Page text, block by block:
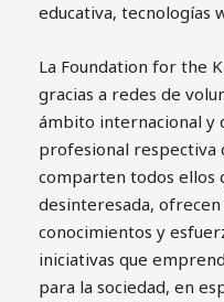
educativa, tecnologías
La Foundation for the
gracias a redes de
ámbito internacional y
profesional respectiva
comparten todos ellos
desinteresada,
conocimientos y
iniciativas que
para la sociedad, en